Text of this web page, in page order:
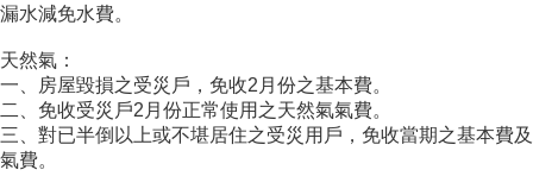
漏水減免水費。
天然氣：
一、房屋毀損之受災戶，免收2月份之基本費。
二、免收受災戶2月份正常使用之天然氣氣費。
三、對已半倒以上或不堪居住之受災用戶，免收當期之基本費及
氣費。